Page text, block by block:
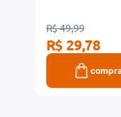
R$ 49,99
R$ 29,78